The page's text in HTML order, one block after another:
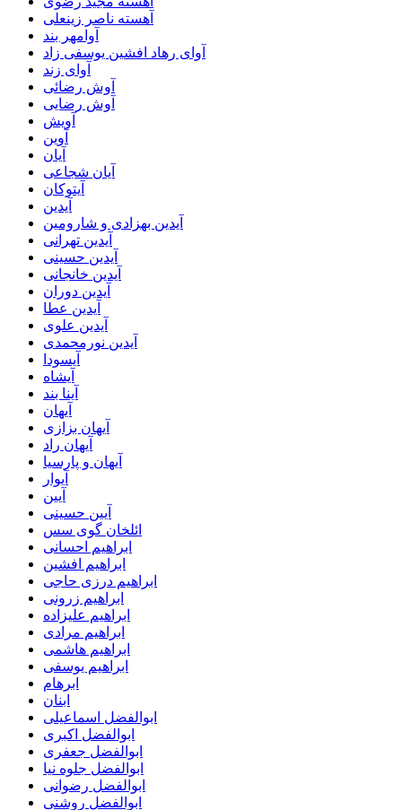
آهسته ناصر زینعلی
آوامهر بند
آوای رهاد افشین یوسفی زاد
آوای زند
آوش رضائی
آوش رضایی
آویش
آوین
آیان
آیان شجاعی
آیتوکان
آیدین
آیدین بهزادی و شارومین
آیدین تهرانی
آیدین حسینی
آیدین خانجانی
آیدین دوران
آیدین عطا
آیدین علوی
آیدین نورمحمدی
آیسودا
آیشاه
آینا بند
آیهان
آیهان بزازی
آیهان راد
آیهان و پارسیا
آیوار
آیین
آیین حسینی
ائلخان گوی سس
ابراهیم احسانی
ابراهیم افشین
ابراهیم درزی حاجی
ابراهیم زرونی
ابراهیم علیزاده
ابراهیم مرادی
ابراهیم هاشمی
ابراهیم یوسفی
ابرهام
ابنان
ابوالفضل اسماعیلی
ابوالفضل اکبری
ابوالفضل جعفری
ابوالفضل جلوه نیا
ابوالفضل رضوانی
ابوالفضل روشنی